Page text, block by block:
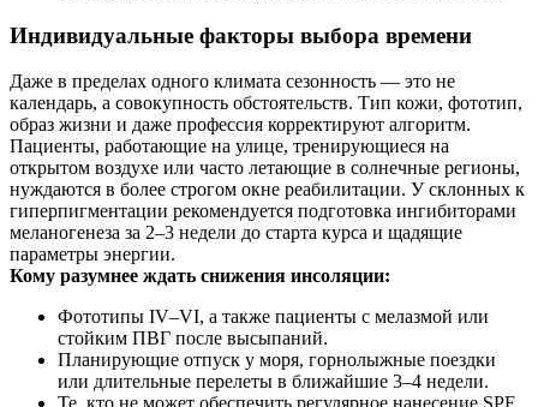
Индивидуальные факторы выбора времени
Даже в пределах одного климата сезонность — это не
календарь, а совокупность обстоятельств. Тип кожи, фототип,
образ жизни и даже профессия корректируют алгоритм.
Пациенты, работающие на улице, тренирующиеся на
открытом воздухе или часто летающие в солнечные регионы,
нуждаются в более строгом окне реабилитации. У склонных к
гиперпигментации рекомендуется подготовка ингибиторами
меланогенеза за 2–3 недели до старта курса и щадящие
параметры энергии.
Кому разумнее ждать снижения инсоляции:
Фототипы IV–VI, а также пациенты с мелазмой или
стойким ПВГ после высыпаний.
Планирующие отпуск у моря, горнолыжные поездки
или длительные перелеты в ближайшие 3–4 недели.